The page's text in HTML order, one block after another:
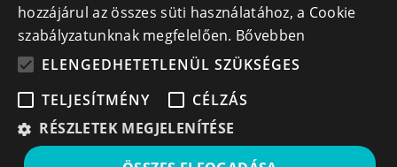
+40 740 856 970
Iratkozz fel hírlevelünkre!
hozzájárul az összes süti használatához, a Cookie
szabályzatunknak megfelelően. Bővebben
ELENGEDHETETLENÜL SZÜKSÉGES
TELJESÍTMÉNY
CÉLZÁS
RÉSZLETEK MEGJELENÍTÉSE